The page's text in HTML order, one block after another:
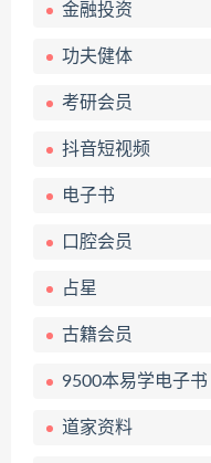
金融投资
功夫健体
考研会员
抖音短视频
电子书
口腔会员
占星
古籍会员
9500本易学电子书
道家资料